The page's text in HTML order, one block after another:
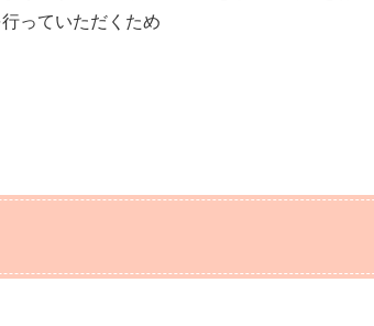
っていただくため